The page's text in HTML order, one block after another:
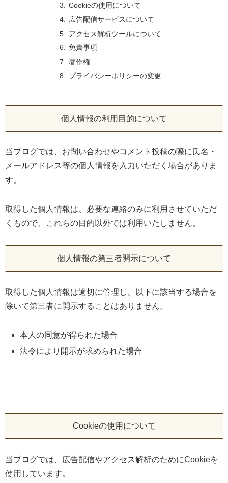
Cookieの使用について
広告配信サービスについて
アクセス解析ツールについて
免責事項
著作権
プライバシーポリシーの変更
個人情報の利用目的について
当ブログでは、お問い合わせやコメント投稿の際に氏名・
メールアドレス等の個人情報を入力いただく場合がありま
す。
取得した個人情報は、必要な連絡のみに利用させていただ
くもので、これらの目的以外では利用いたしません。
個人情報の第三者開示について
取得した個人情報は適切に管理し、以下に該当する場合を
除いて第三者に開示することはありません。
本人の同意が得られた場合
法令により開示が求められた場合
Cookieの使用について
当ブログでは、広告配信やアクセス解析のためにCookieを
使用しています。